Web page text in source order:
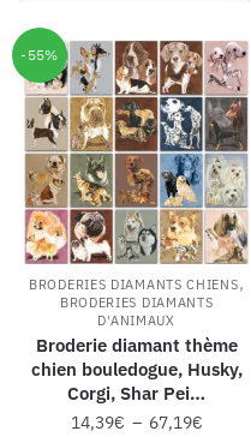
-55%
BRODERIES DIAMANTS CHIENS,
BRODERIES DIAMANTS
D'ANIMAUX
Broderie diamant thème
chien bouledogue, Husky,
Corgi, Shar Pei…
14,39€ – 67,19€